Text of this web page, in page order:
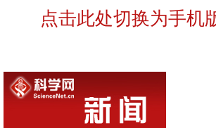
点击此处切换为手机